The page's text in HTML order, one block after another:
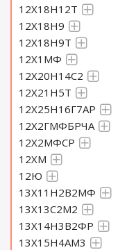
12Х18Н12Т
12Х18Н9
12Х18Н9Т
12Х1МФ
12Х20Н14С2
12Х21Н5Т
12Х25Н16Г7АР
12Х2ГМФБРЧА
12Х2МФСР
12ХМ
12Ю
13Х11Н2В2МФ
13Х13С2М2
13Х14Н3В2ФР
13Х15Н4АМ3